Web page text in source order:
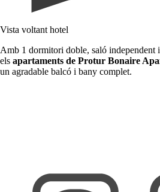
Vista voltant hotel
Amb 1 dormitori doble, saló independent
els apartaments de Protur Bonaire
un agradable balcó i bany complet.